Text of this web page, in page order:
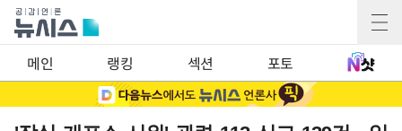
메인 랭킹 섹션 포토